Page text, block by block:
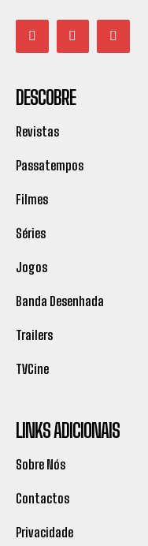
DESCOBRE
Revistas
Passatempos
Filmes
Séries
Jogos
Banda Desenhada
Trailers
TVCine
LINKS ADICIONAIS
Sobre Nós
Contactos
Privacidade